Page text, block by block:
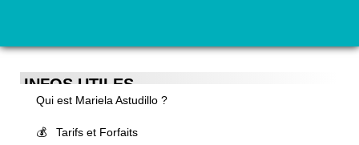
INFOS UTILES
Qui est Mariela Astudillo ?
💰 Tarifs et Forfaits